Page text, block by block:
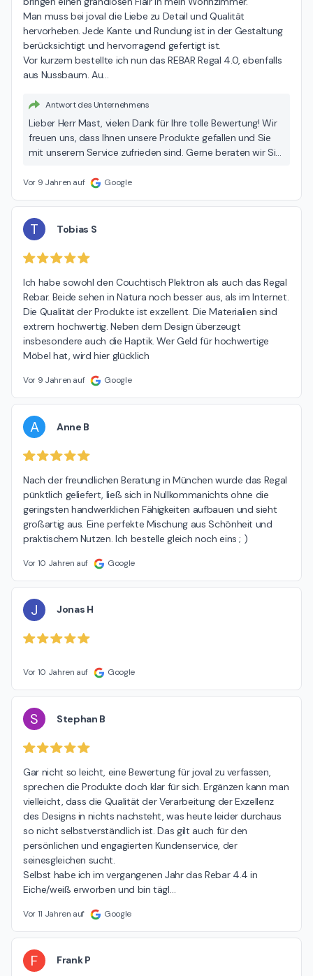
Man muss bei joval die Liebe zu Detail und Qualität
hervorheben. Jede Kante und Rundung ist in der Gestaltung
berücksichtigt und hervorragend gefertigt ist.
Vor kurzem bestellte ich nun das REBAR Regal 4.0, ebenfalls
aus Nussbaum. Au…
Antwort des Unternehmens
Lieber Herr Mast, vielen Dank für Ihre tolle Bewertung! Wir
freuen uns, dass Ihnen unsere Produkte gefallen und Sie
mit unserem Service zufrieden sind. Gerne beraten wir Sie
aus München, Ihr joval-Team
Vor 9 Jahren auf Google
T Tobias S
Ich habe sowohl den Couchtisch Plektron als auch das Regal
Rebar. Beide sehen in Natura noch besser aus, als im Internet.
Die Qualität der Produkte ist exzellent. Die Materialien sind
extrem hochwertig. Neben dem Design überzeugt
insbesondere auch die Haptik. Wer Geld für hochwertige
Möbel hat, wird hier glücklich
Vor 9 Jahren auf Google
A Anne B
Nach der freundlichen Beratung in München wurde das Regal
pünktlich geliefert, ließ sich in Nullkommanichts ohne die
geringsten handwerklichen Fähigkeiten aufbauen und sieht
großartig aus. Eine perfekte Mischung aus Schönheit und
praktischem Nutzen. Ich bestelle gleich noch eins ; )
Vor 10 Jahren auf Google
J Jonas H
Vor 10 Jahren auf Google
S Stephan B
Gar nicht so leicht, eine Bewertung für joval zu verfassen,
sprechen die Produkte doch klar für sich. Ergänzen kann man
vielleicht, dass die Qualität der Verarbeitung der Exzellenz
des Designs in nichts nachsteht, was heute leider durchaus
so nicht selbstverständlich ist. Das gilt auch für den
persönlichen und engagierten Kundenservice, der
seinesgleichen sucht.
Selbst habe ich im vergangenen Jahr das Rebar 4.4 in
Eiche/weiß erworben und bin tägl…
Vor 11 Jahren auf Google
F Frank P